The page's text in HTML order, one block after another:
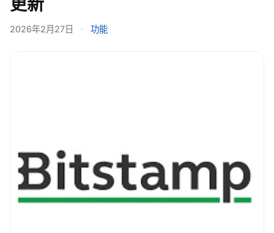
更新
2026年2月27日 · 功能